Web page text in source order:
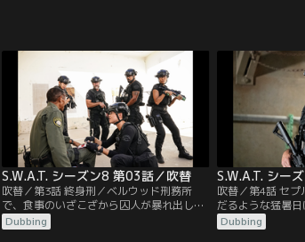
S.W.A.T. シーズン8 第03話／吹替
吹替／第3話 終身刑／ベルウッド刑務所
で、食事のいざこざから囚人が暴れ出し、
囚人仲間と看守を人質に立てこもる。
S.W.A.T.が出動し事態収拾に当たるが、一件
Dubbing
S.W.A.T. シー
吹替／第4話 セ
だるような猛暑
生。混乱に対応
ルベダ・プロト
Dubbing